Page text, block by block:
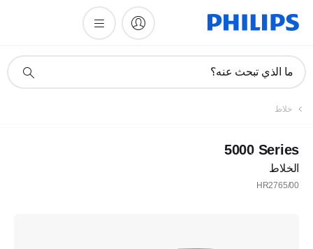
دعم
ما الذي تبحث عنه؟
خلاط
‎5000 Series
الخلاط
HR2765/00